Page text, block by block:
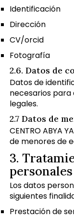
Identificación
Dirección
CV/orcid
Fotografía
2.6. Datos de
Datos de
necesarios
legales.
2.7 Datos de
CENTRO ABYA
de menores de
3.
personales
Los datos
siguientes
Prestación de